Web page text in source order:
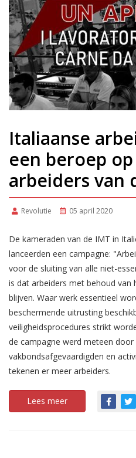
Italiaanse
een beroep
arbeiders van
Revolutie 05 april 2020
De kameraden van de IMT in
lanceerden een campagne:
voor de sluiting van alle niet-
is dat arbeiders met behoud van
blijven. Waar werk essentieel
beschermende uitrusting
veiligheidsprocedures strikt
de campagne werd meteen door
vakbondsafgevaardigden en
tekenen er meer arbeiders.
Lees meer